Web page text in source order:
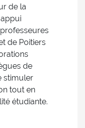
de la
de Poitiers
de
stimuler
tout en
étudiante.